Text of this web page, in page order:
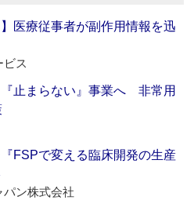
医療従事者が副作用情報を迅
ビス
『止まらない』事業へ 非常用
FSPで変える臨床開発の生産
ン株式会社